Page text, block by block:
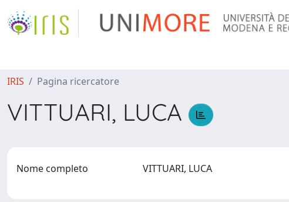
IRIS Pagina ricercatore
VITTUARI, LUCA
Nome completo VITTUARI, LUCA